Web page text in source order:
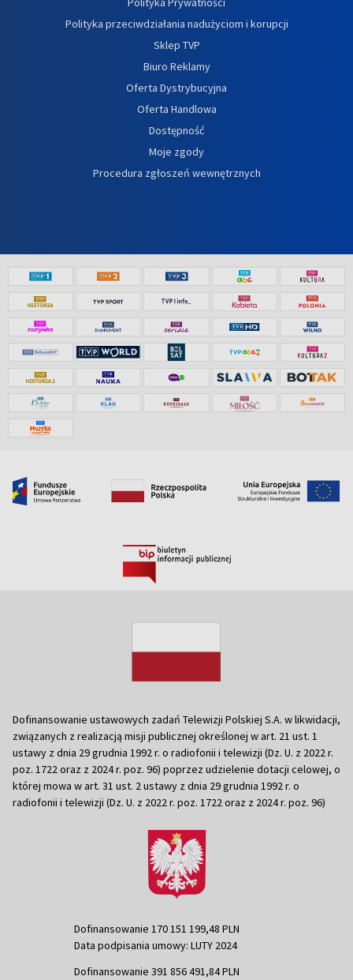
Polityka przeciwdziałania nadużyciom i korupcji
Sklep TVP
Biuro Reklamy
Oferta Dystrybucyjna
Oferta Handlowa
Dostępność
Moje zgody
Procedura zgłoszeń wewnętrznych
Dofinansowanie ustawowych zadań Telewizji Polskiej S.A. w likwidacji,
związanych z realizacją misji publicznej określonej w art. 21 ust. 1
ustawy z dnia 29 grudnia 1992 r. o radiofonii i telewizji (Dz. U. z 2022 r.
poz. 1722 oraz z 2024 r. poz. 96) poprzez udzielenie dotacji celowej, o
której mowa w art. 31 ust. 2 ustawy z dnia 29 grudnia 1992 r. o
radiofonii i telewizji (Dz. U. z 2022 r. poz. 1722 oraz z 2024 r. poz. 96)
Dofinansowanie 170 151 199,48 PLN
Data podpisania umowy: LUTY 2024
Dofinansowanie 391 856 491,84 PLN